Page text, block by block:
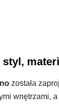
styl,
została
wnętrzami,